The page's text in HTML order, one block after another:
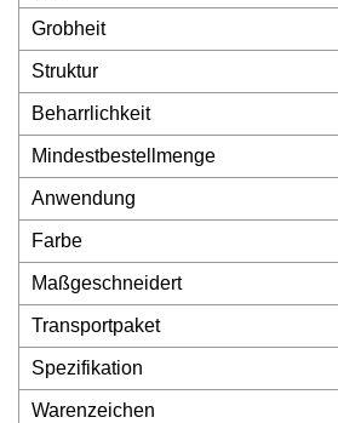
Grobheit
Struktur
Beharrlichkeit
Mindestbestellmenge
Anwendung
Farbe
Maßgeschneidert
Transportpaket
Spezifikation
Warenzeichen